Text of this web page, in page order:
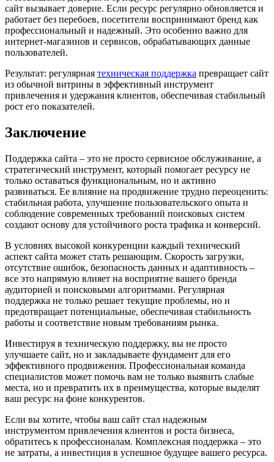
сайт вызывает доверие. Если ресурс регулярно обновляется и
работает без перебоев, посетители воспринимают бренд как
профессиональный и надежный. Это особенно важно для
интернет-магазинов и сервисов, обрабатывающих данные
пользователей.
Результат: регулярная техническая поддержка превращает сайт
из обычной витрины в эффективный инструмент
привлечения и удержания клиентов, обеспечивая стабильный
рост его показателей.
Заключение
Поддержка сайта – это не просто сервисное обслуживание, а
стратегический инструмент, который помогает ресурсу не
только оставаться функциональным, но и активно
развиваться. Ее влияние на продвижение трудно переоценить:
стабильная работа, улучшение пользовательского опыта и
соблюдение современных требований поисковых систем
создают основу для устойчивого роста трафика и конверсий.
В условиях высокой конкуренции каждый технический
аспект сайта может стать решающим. Скорость загрузки,
отсутствие ошибок, безопасность данных и адаптивность –
все это напрямую влияет на восприятие вашего бренда
аудиторией и поисковыми алгоритмами. Регулярная
поддержка не только решает текущие проблемы, но и
предотвращает потенциальные, обеспечивая стабильность
работы и соответствие новым требованиям рынка.
Инвестируя в техническую поддержку, вы не просто
улучшаете сайт, но и закладываете фундамент для его
эффективного продвижения. Профессиональная команда
специалистов может помочь вам не только выявить слабые
места, но и превратить их в преимущества, которые выделят
ваш ресурс на фоне конкурентов.
Если вы хотите, чтобы ваш сайт стал надежным
инструментом привлечения клиентов и роста бизнеса,
обратитесь к профессионалам. Комплексная поддержка – это
не затраты, а инвестиция в успешное будущее вашего ресурса.